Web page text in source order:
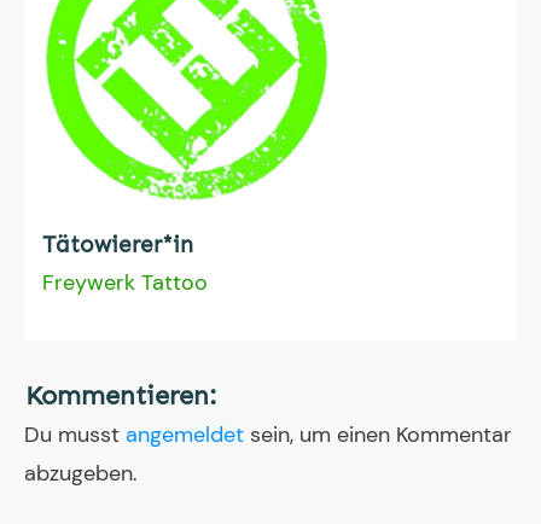
Tätowierer*in
Freywerk Tattoo
Kommentieren:
Du musst angemeldet sein, um einen Kommentar
abzugeben.